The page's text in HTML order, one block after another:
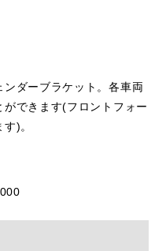
ダーブラケット。各車両
できます(フロントフォー
)。